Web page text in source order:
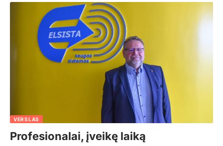
VERSLAS
Profesionalai, įveikę laiką